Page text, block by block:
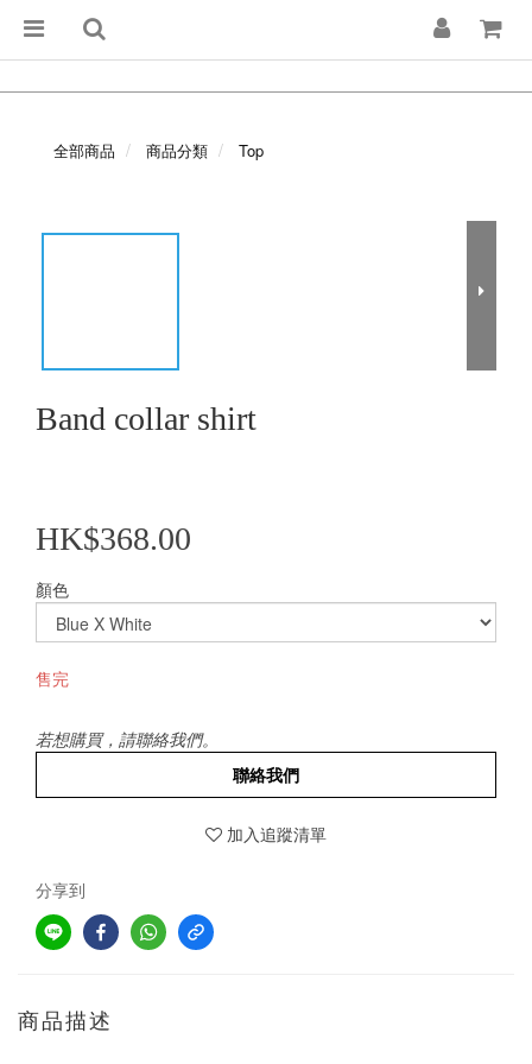
全部商品 商品分類 Top
Band collar shirt
HK$368.00
顏色
售完
若想購買，請聯絡我們。
聯絡我們
加入追蹤清單
分享到
商品描述